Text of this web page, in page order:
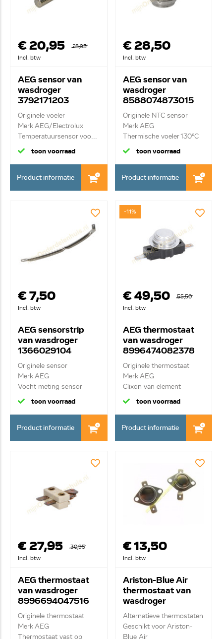
€ 20,95
28,95
Incl. btw
AEG sensor van
wasdroger
3792171203
Originele voeler
Merk AEG/Electrolux
Temperatuursensor voo...
toon voorraad
Product informatie
€ 28,50
Incl. btw
AEG sensor van
wasdroger
8588074873015
Originele NTC sensor
Merk AEG
Thermische voeler 130°C
toon voorraad
Product informatie
€ 7,50
Incl. btw
AEG sensorstrip
van wasdroger
1366029104
Originele sensor
Merk AEG
Vocht meting sensor
toon voorraad
Product informatie
-11%
€ 49,50
55,50
Incl. btw
AEG thermostaat
van wasdroger
8996474082378
Originele thermostaat
Merk AEG
Clixon van element
toon voorraad
Product informatie
€ 27,95
30,95
Incl. btw
AEG thermostaat
van wasdroger
8996694047516
Originele thermostaat
Merk AEG
Thermostaat vast op
€ 13,50
Incl. btw
Ariston-Blue Air
thermostaat van
wasdroger
C00095566
Alternatieve thermostaten
Geschikt voor Ariston-
Blue Air